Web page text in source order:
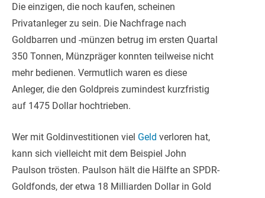
Die einzigen, die noch kaufen, scheinen
Privatanleger zu sein. Die Nachfrage nach
Goldbarren und -münzen betrug im ersten Quartal
350 Tonnen, Münzpräger konnten teilweise nicht
mehr bedienen. Vermutlich waren es diese
Anleger, die den Goldpreis zumindest kurzfristig
auf 1475 Dollar hochtrieben.
Wer mit Goldinvestitionen viel Geld verloren hat,
kann sich vielleicht mit dem Beispiel John
Paulson trösten. Paulson hält die Hälfte an SPDR-
Goldfonds, der etwa 18 Milliarden Dollar in Gold